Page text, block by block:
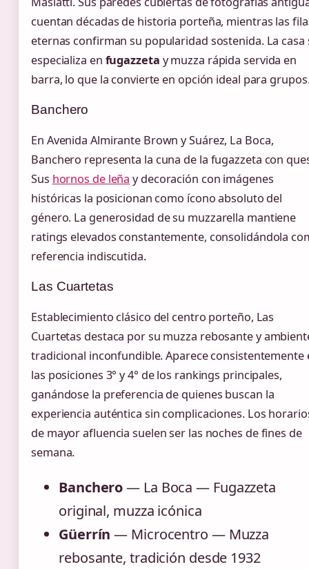
cuentan décadas de historia porteña, mientras las
eternas confirman su popularidad sostenida. La casa
especializa en fugazzeta y muzza rápida servida en
barra, lo que la convierte en opción ideal para
Banchero
En Avenida Almirante Brown y Suárez, La Boca,
Banchero representa la cuna de la fugazzeta con
Sus hornos de leña y decoración con imágenes
históricas la posicionan como ícono absoluto del
género. La generosidad de su muzzarella mantiene
ratings elevados constantemente, consolidándola
referencia indiscutida.
Las Cuartetas
Establecimiento clásico del centro porteño, Las
Cuartetas destaca por su muzza rebosante y
tradicional inconfundible. Aparece consistentemente
las posiciones 3° y 4° de los rankings principales,
ganándose la preferencia de quienes buscan la
experiencia auténtica sin complicaciones. Los
de mayor afluencia suelen ser las noches de fines de
semana.
Banchero— La Boca — Fugazzeta
original, muzza icónica
Güerrín — Microcentro — Muzza
rebosante, tradición desde 1932